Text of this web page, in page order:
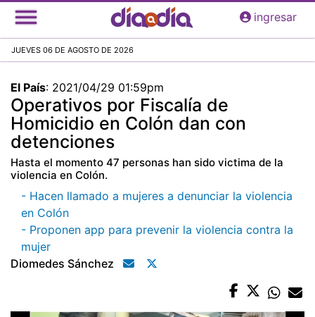
Pasar
al
principal
ingresar
JUEVES 06 DE AGOSTO DE 2026
El País: 2021/04/29 01:59pm
Operativos por Fiscalía de
Homicidio en Colón dan con
detenciones
Hasta el momento 47 personas han sido victima de la
violencia en Colón.
- Hacen llamado a mujeres a denunciar la violencia
en Colón
- Proponen app para prevenir la violencia contra la
mujer
Diomedes Sánchez